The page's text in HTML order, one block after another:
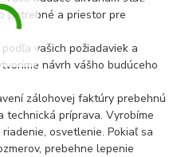
potrebné a priestor pre
vašich požiadaviek a
návrh vášho budúceho
zálohovej faktúry prebehnú
technická príprava. Vyrobíme
osvetlenie. Pokiaľ sa
prebehne lepenie